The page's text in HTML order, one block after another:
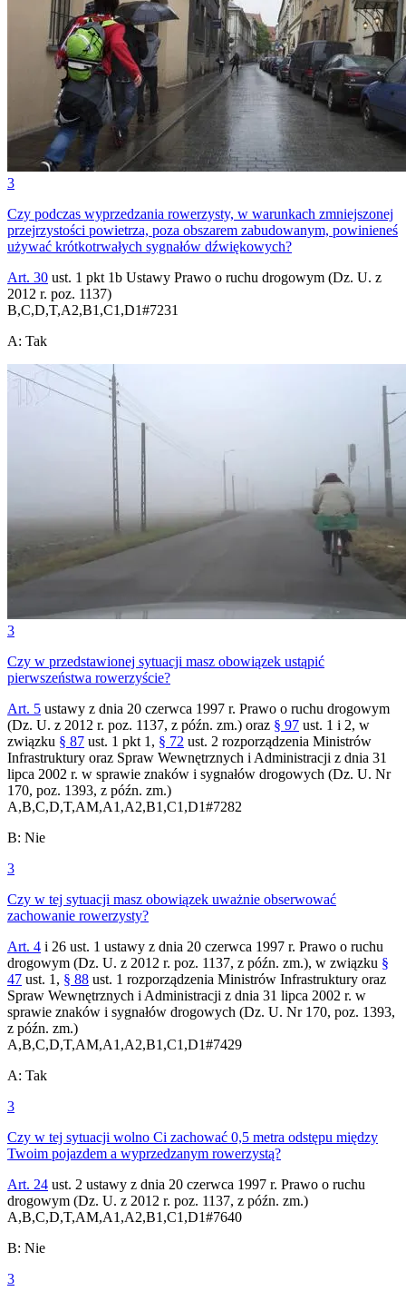
3
Czy podczas wyprzedzania rowerzysty, w warunkach zmniejszonej
przejrzystości powietrza, poza obszarem zabudowanym, powinieneś
używać krótkotrwałych sygnałów dźwiękowych?
Art. 30 ust. 1 pkt 1b Ustawy Prawo o ruchu drogowym (Dz. U. z
2012 r. poz. 1137)
B,C,D,T,A2,B1,C1,D1#7231
A: Tak
3
Czy w przedstawionej sytuacji masz obowiązek ustąpić
pierwszeństwa rowerzyście?
Art. 5 ustawy z dnia 20 czerwca 1997 r. Prawo o ruchu drogowym
(Dz. U. z 2012 r. poz. 1137, z późn. zm.) oraz § 97 ust. 1 i 2, w
związku § 87 ust. 1 pkt 1, § 72 ust. 2 rozporządzenia Ministrów
Infrastruktury oraz Spraw Wewnętrznych i Administracji z dnia 31
lipca 2002 r. w sprawie znaków i sygnałów drogowych (Dz. U. Nr
170, poz. 1393, z późn. zm.)
A,B,C,D,T,AM,A1,A2,B1,C1,D1#7282
B: Nie
3
Czy w tej sytuacji masz obowiązek uważnie obserwować
zachowanie rowerzysty?
Art. 4 i 26 ust. 1 ustawy z dnia 20 czerwca 1997 r. Prawo o ruchu
drogowym (Dz. U. z 2012 r. poz. 1137, z późn. zm.), w związku §
47 ust. 1, § 88 ust. 1 rozporządzenia Ministrów Infrastruktury oraz
Spraw Wewnętrznych i Administracji z dnia 31 lipca 2002 r. w
sprawie znaków i sygnałów drogowych (Dz. U. Nr 170, poz. 1393,
z późn. zm.)
A,B,C,D,T,AM,A1,A2,B1,C1,D1#7429
A: Tak
3
Czy w tej sytuacji wolno Ci zachować 0,5 metra odstępu między
Twoim pojazdem a wyprzedzanym rowerzystą?
Art. 24 ust. 2 ustawy z dnia 20 czerwca 1997 r. Prawo o ruchu
drogowym (Dz. U. z 2012 r. poz. 1137, z późn. zm.)
A,B,C,D,T,AM,A1,A2,B1,C1,D1#7640
B: Nie
3